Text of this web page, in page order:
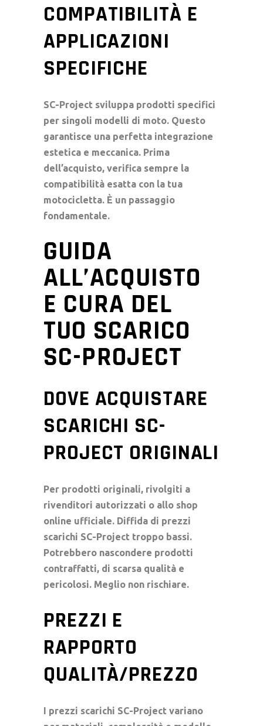
COMPATIBILITÀ E
APPLICAZIONI
SPECIFICHE
SC-Project sviluppa prodotti specifici
per singoli modelli di moto. Questo
garantisce una perfetta integrazione
estetica e meccanica. Prima
dell’acquisto, verifica sempre la
compatibilità esatta con la tua
motocicletta. È un passaggio
fondamentale.
GUIDA
ALL’ACQUISTO
E CURA DEL
TUO SCARICO
SC-PROJECT
DOVE ACQUISTARE
SCARICHI SC-
PROJECT ORIGINALI
Per prodotti originali, rivolgiti a
rivenditori autorizzati o allo shop
online ufficiale. Diffida di prezzi
scarichi SC-Project troppo bassi.
Potrebbero nascondere prodotti
contraffatti, di scarsa qualità e
pericolosi. Meglio non rischiare.
PREZZI E
RAPPORTO
QUALITÀ/PREZZO
I prezzi scarichi SC-Project variano